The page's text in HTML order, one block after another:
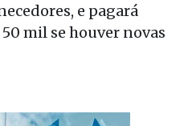
e pagará
mil se houver novas